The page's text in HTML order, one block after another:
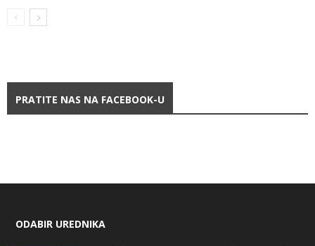
PRATITE NAS NA FACEBOOK-U
ODABIR UREDNIKA